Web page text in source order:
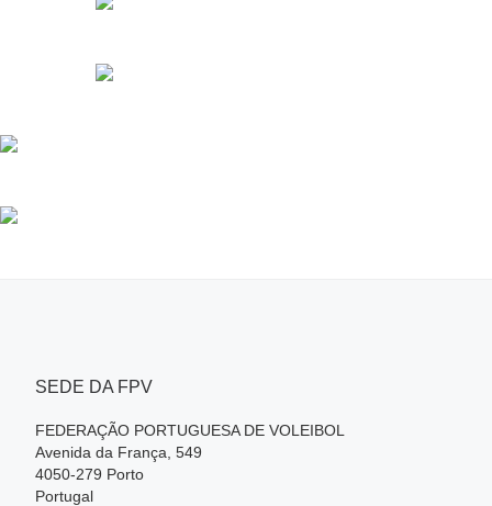
SEDE DA FPV
FEDERAÇÃO PORTUGUESA DE VOLEIBOL
Avenida da França, 549
4050-279 Porto
Portugal